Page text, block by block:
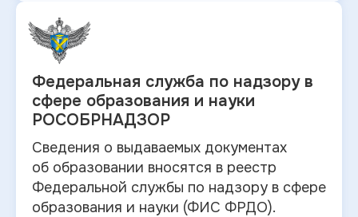
Федеральная служба по надзору в
сфере образования и науки
РОСОБРНАДЗОР
Сведения о выдаваемых документах
об образовании вносятся в реестр
Федеральной службы по надзору в сфере
образования и науки (ФИС ФРДО).